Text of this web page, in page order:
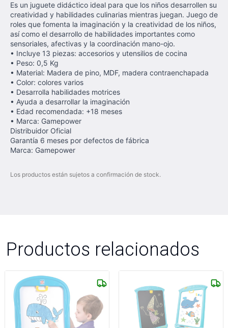
Es un juguete didáctico ideal para que los niños desarrollen su
creatividad y habilidades culinarias mientras juegan. Juego de
roles que fomenta la imaginación y la creatividad de los niños,
así como el desarrollo de habilidades importantes como
sensoriales, afectivas y la coordinación mano-ojo.
• Incluye 13 piezas: accesorios y utensilios de cocina
• Peso: 0,5 Kg
• Material: Madera de pino, MDF, madera contraenchapada
• Color: colores varios
• Desarrolla habilidades motrices
• Ayuda a desarrollar la imaginación
• Edad recomendada: +18 meses
• Marca: Gamepower
Distribuidor Oficial
Garantía 6 meses por defectos de fábrica
Marca: Gamepower
Los productos están sujetos a confirmación de stock.
Productos relacionados